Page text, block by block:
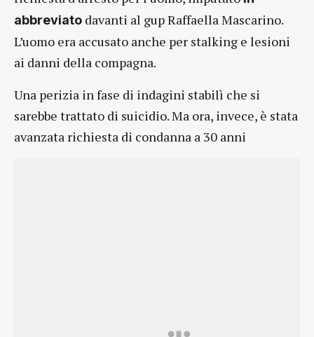
abbreviato davanti al gup Raffaella Mascarino.
L’uomo era accusato anche per stalking e lesioni
ai danni della compagna.
Una perizia in fase di indagini stabilì che si
sarebbe trattato di suicidio. Ma ora, invece, è stata
avanzata richiesta di condanna a 30 anni